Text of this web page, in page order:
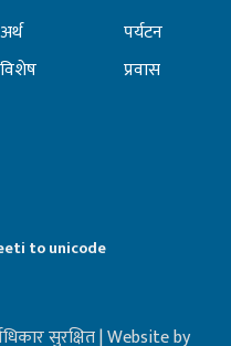
अर्थ
विशेष
पर्यटन
प्रवास
to unicode
सुरक्षित | Website by